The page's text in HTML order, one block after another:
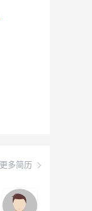
更多简历